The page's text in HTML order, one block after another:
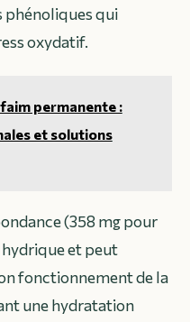
phénoliques qui
oxydatif.
permanente :
et solutions
(358 mg pour
et peut
fonctionnement de la
une hydratation